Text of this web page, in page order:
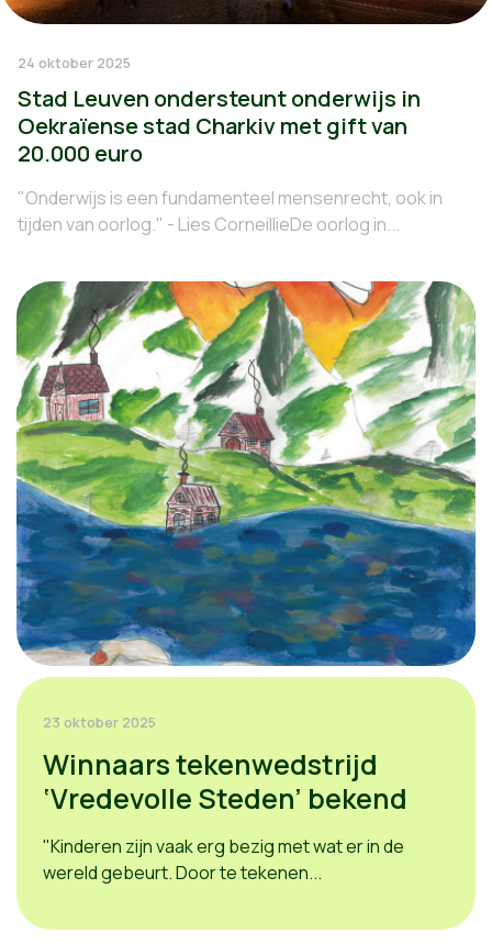
24 oktober 2025
Stad Leuven ondersteunt onderwijs in
Oekraïense stad Charkiv met gift van
20.000 euro
"Onderwijs is een fundamenteel mensenrecht, ook in
tijden van oorlog." - Lies CorneillieDe oorlog in...
23 oktober 2025
Winnaars tekenwedstrijd
‘Vredevolle Steden’ bekend
"Kinderen zijn vaak erg bezig met wat er in de
wereld gebeurt. Door te tekenen...